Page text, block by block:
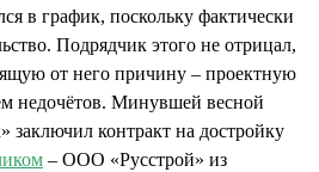
в график, поскольку фактически
Подрядчик этого не отрицал,
от него причину – проектную
недочётов. Минувшей весной
заключил контракт на достройку
– ООО «Русстрой» из